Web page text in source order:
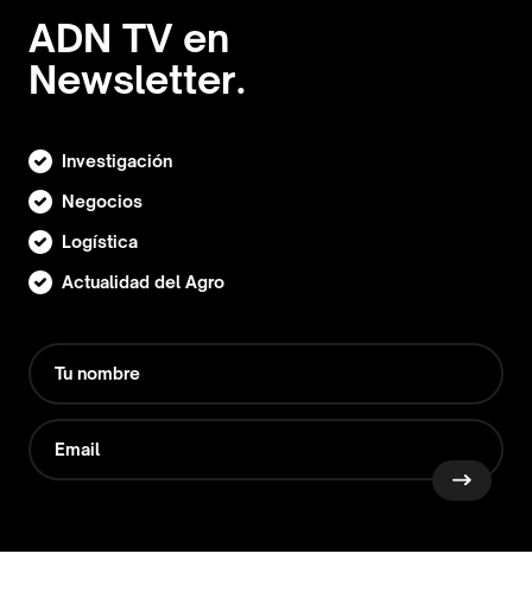
ADN TV en
Newsletter.
Investigación
Negocios
Logística
Actualidad del Agro